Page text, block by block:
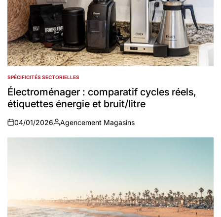
POSTED
IN
SPÉCIFICITÉS SECTORIELLES
Électroménager : comparatif cycles réels,
étiquettes énergie et bruit/litre
on
04/01/2026
Auteur
Agencement Magasins